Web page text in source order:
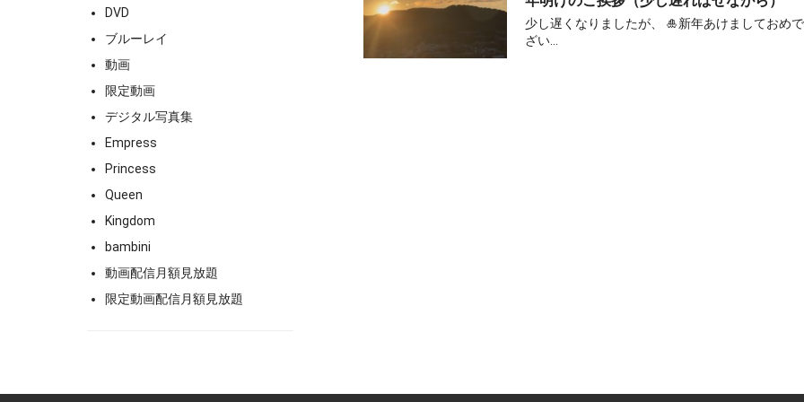
DVD
ブルーレイ
動画
限定動画
デジタル写真集
Empress
Princess
Queen
Kingdom
bambini
動画配信月額見放題
限定動画配信月額見放題
少し遅くなりましたが、 🎍新年あけましておめ
ざい...